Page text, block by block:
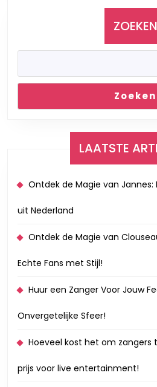
ZOEKEN
Zoeken
LAATSTE
Ontdek de Magie van Jannes:
uit Nederland
Ontdek de Magie van
Echte Fans met Stijl!
Huur een Zanger Voor Jouw
Onvergetelijke Sfeer!
Hoeveel kost het om zangers
prijs voor live entertainment!